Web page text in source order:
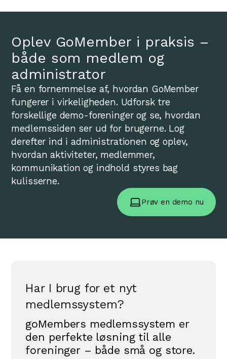
Oplev GoMember i praksis –
både som medlem og
administrator
Få en fornemmelse af, hvordan GoMember
fungerer i virkeligheden. Udforsk tre
forskellige demo-foreninger og se, hvordan
medlemssiden ser ud for brugerne. Log
derefter ind i administrationen og oplev,
hvordan aktiviteter, medlemmer,
kommunikation og indhold styres bag
kulisserne.
Prøv en demo nu
Har I brug for et nyt
medlemssystem?
goMembers medlemssystem er
den perfekte løsning til alle
foreninger – både små og store.